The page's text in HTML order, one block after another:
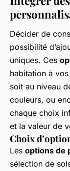
Décider de
possibilité
uniques. Ces
habitation à
soit au niveau
couleurs, ou
chaque choix
et la valeur de
Choix
Les options de
sélection de